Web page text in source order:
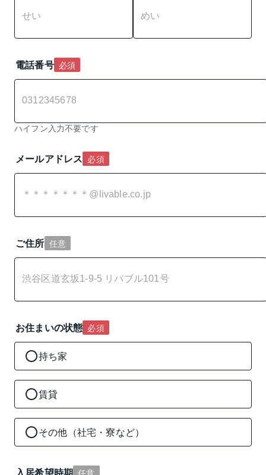
電話番号 必須
ハイフン入力不要です
メールアドレス 必須
ご住所 任意
お住まいの状態 必須
持ち家
賃貸
その他（社宅・寮など）
任意